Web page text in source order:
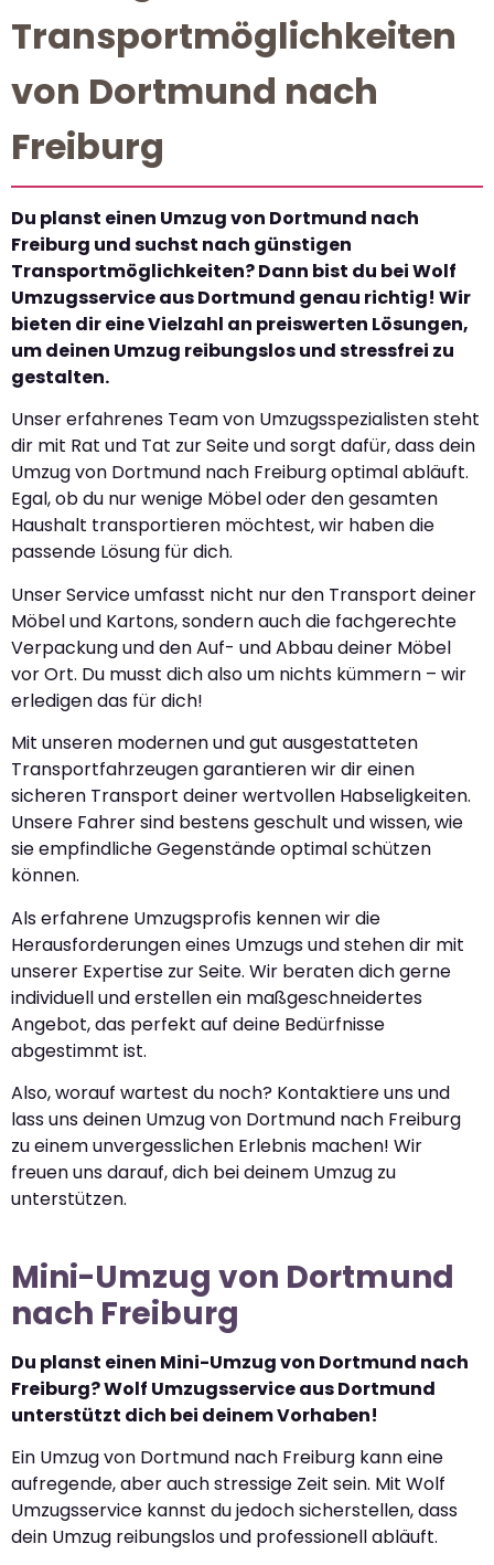
Transportmöglichkeiten
von Dortmund nach
Freiburg
Du planst einen Umzug von Dortmund nach
Freiburg und suchst nach günstigen
Transportmöglichkeiten? Dann bist du bei Wolf
Umzugsservice aus Dortmund genau richtig! Wir
bieten dir eine Vielzahl an preiswerten Lösungen,
um deinen Umzug reibungslos und stressfrei zu
gestalten.
Unser erfahrenes Team von Umzugsspezialisten steht
dir mit Rat und Tat zur Seite und sorgt dafür, dass dein
Umzug von Dortmund nach Freiburg optimal abläuft.
Egal, ob du nur wenige Möbel oder den gesamten
Haushalt transportieren möchtest, wir haben die
passende Lösung für dich.
Unser Service umfasst nicht nur den Transport deiner
Möbel und Kartons, sondern auch die fachgerechte
Verpackung und den Auf- und Abbau deiner Möbel
vor Ort. Du musst dich also um nichts kümmern – wir
erledigen das für dich!
Mit unseren modernen und gut ausgestatteten
Transportfahrzeugen garantieren wir dir einen
sicheren Transport deiner wertvollen Habseligkeiten.
Unsere Fahrer sind bestens geschult und wissen, wie
sie empfindliche Gegenstände optimal schützen
können.
Als erfahrene Umzugsprofis kennen wir die
Herausforderungen eines Umzugs und stehen dir mit
unserer Expertise zur Seite. Wir beraten dich gerne
individuell und erstellen ein maßgeschneidertes
Angebot, das perfekt auf deine Bedürfnisse
abgestimmt ist.
Also, worauf wartest du noch? Kontaktiere uns und
lass uns deinen Umzug von Dortmund nach Freiburg
zu einem unvergesslichen Erlebnis machen! Wir
freuen uns darauf, dich bei deinem Umzug zu
unterstützen.
Mini-Umzug von Dortmund
nach Freiburg
Du planst einen Mini-Umzug von Dortmund nach
Freiburg? Wolf Umzugsservice aus Dortmund
unterstützt dich bei deinem Vorhaben!
Ein Umzug von Dortmund nach Freiburg kann eine
aufregende, aber auch stressige Zeit sein. Mit Wolf
Umzugsservice kannst du jedoch sicherstellen, dass
dein Umzug reibungslos und professionell abläuft.